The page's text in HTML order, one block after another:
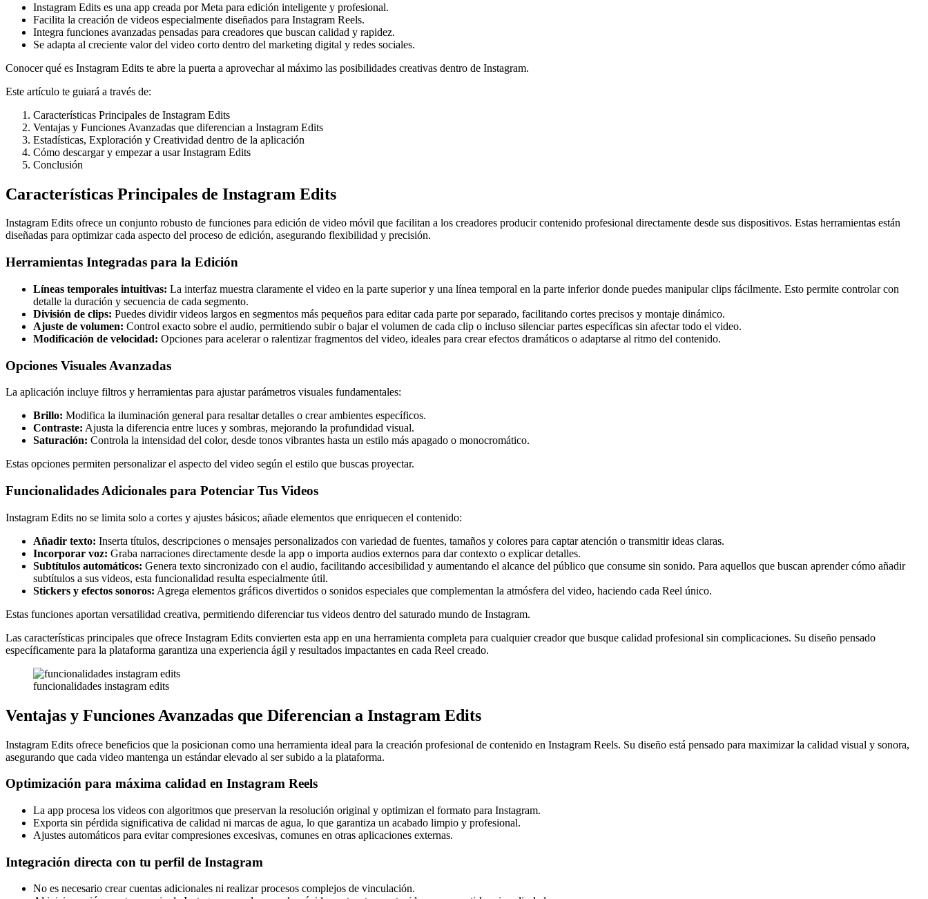
Instagram Edits es una app creada por Meta para edición inteligente y profesional.
Facilita la creación de videos especialmente diseñados para Instagram Reels.
Integra funciones avanzadas pensadas para creadores que buscan calidad y rapidez.
Se adapta al creciente valor del video corto dentro del marketing digital y redes sociales.
Conocer qué es Instagram Edits te abre la puerta a aprovechar al máximo las posibilidades creativas dentro de Instagram.
Este artículo te guiará a través de:
Características Principales de Instagram Edits
Ventajas y Funciones Avanzadas que diferencian a Instagram Edits
Estadísticas, Exploración y Creatividad dentro de la aplicación
Cómo descargar y empezar a usar Instagram Edits
Conclusión
Características Principales de Instagram Edits
Instagram Edits ofrece un conjunto robusto de funciones para edición de video móvil que facilitan a los creadores producir contenido profesional directamente desde sus dispositivos. Estas herramientas están
diseñadas para optimizar cada aspecto del proceso de edición, asegurando flexibilidad y precisión.
Herramientas Integradas para la Edición
Líneas temporales intuitivas: La interfaz muestra claramente el video en la parte superior y una línea temporal en la parte inferior donde puedes manipular clips fácilmente. Esto permite controlar con
detalle la duración y secuencia de cada segmento.
División de clips: Puedes dividir videos largos en segmentos más pequeños para editar cada parte por separado, facilitando cortes precisos y montaje dinámico.
Ajuste de volumen: Control exacto sobre el audio, permitiendo subir o bajar el volumen de cada clip o incluso silenciar partes específicas sin afectar todo el video.
Modificación de velocidad: Opciones para acelerar o ralentizar fragmentos del video, ideales para crear efectos dramáticos o adaptarse al ritmo del contenido.
Opciones Visuales Avanzadas
La aplicación incluye filtros y herramientas para ajustar parámetros visuales fundamentales:
Brillo: Modifica la iluminación general para resaltar detalles o crear ambientes específicos.
Contraste: Ajusta la diferencia entre luces y sombras, mejorando la profundidad visual.
Saturación: Controla la intensidad del color, desde tonos vibrantes hasta un estilo más apagado o monocromático.
Estas opciones permiten personalizar el aspecto del video según el estilo que buscas proyectar.
Funcionalidades Adicionales para Potenciar Tus Videos
Instagram Edits no se limita solo a cortes y ajustes básicos; añade elementos que enriquecen el contenido:
Añadir texto: Inserta títulos, descripciones o mensajes personalizados con variedad de fuentes, tamaños y colores para captar atención o transmitir ideas claras.
Incorporar voz: Graba narraciones directamente desde la app o importa audios externos para dar contexto o explicar detalles.
Subtítulos automáticos: Genera texto sincronizado con el audio, facilitando accesibilidad y aumentando el alcance del público que consume sin sonido. Para aquellos que buscan aprender cómo añadir
subtítulos a sus videos, esta funcionalidad resulta especialmente útil.
Stickers y efectos sonoros: Agrega elementos gráficos divertidos o sonidos especiales que complementan la atmósfera del video, haciendo cada Reel único.
Estas funciones aportan versatilidad creativa, permitiendo diferenciar tus videos dentro del saturado mundo de Instagram.
Las características principales que ofrece Instagram Edits convierten esta app en una herramienta completa para cualquier creador que busque calidad profesional sin complicaciones. Su diseño pensado
específicamente para la plataforma garantiza una experiencia ágil y resultados impactantes en cada Reel creado.
funcionalidades instagram edits
Ventajas y Funciones Avanzadas que Diferencian a Instagram Edits
Instagram Edits ofrece beneficios que la posicionan como una herramienta ideal para la creación profesional de contenido en Instagram Reels. Su diseño está pensado para maximizar la calidad visual y sonora,
asegurando que cada video mantenga un estándar elevado al ser subido a la plataforma.
Optimización para máxima calidad en Instagram Reels
La app procesa los videos con algoritmos que preservan la resolución original y optimizan el formato para Instagram.
Exporta sin pérdida significativa de calidad ni marcas de agua, lo que garantiza un acabado limpio y profesional.
Ajustes automáticos para evitar compresiones excesivas, comunes en otras aplicaciones externas.
Integración directa con tu perfil de Instagram
No es necesario crear cuentas adicionales ni realizar procesos complejos de vinculación.